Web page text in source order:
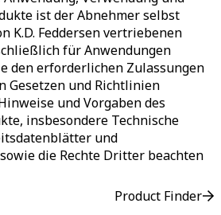
ist der Abnehmer selbst
K.D. Feddersen vertriebenen
für Anwendungen
den erforderlichen Zulassungen
Gesetzen und Richtlinien
und Vorgaben des
insbesondere Technische
und
die Rechte Dritter beachten
Product Finder